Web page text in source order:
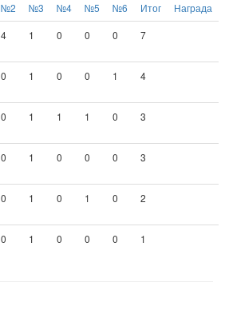
№2 №3 №4 №5 №6 Итог
Награда
4 1 0 0 0 7
0 1 0 0 1 4
0 1 1 1 0 3
0 1 0 0 0 3
0 1 0 1 0 2
0 1 0 0 0 1